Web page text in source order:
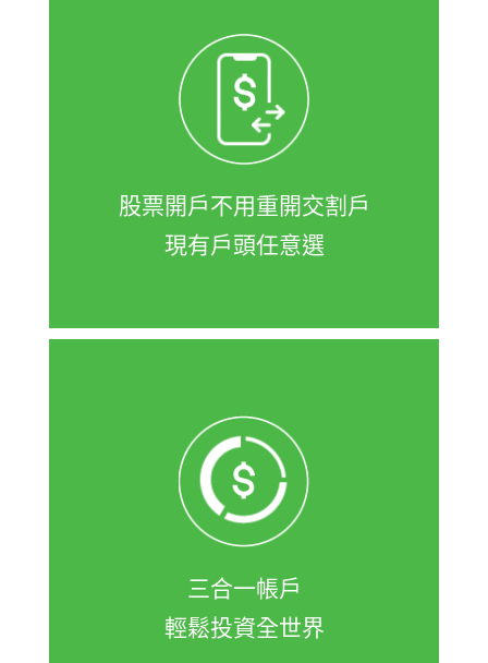
股票開戶不用重開交割戶
現有戶頭任意選
證券開戶時順手加辦凱基e財庫，就不用
額外申辦凱基證券交割銀行帳戶，可隨
意綁定手上現有的任一銀行戶，台股、
美股、陸港股與基金皆可從e財庫扣款投
三合一帳戶
輕鬆投資全世界
凱基開證券戶可同時申辦證券、複委
託、財富管理戶，讓您可一次買到台
股、美股、陸港股與基金，隨身e策略
APP或登入網頁一次下單！